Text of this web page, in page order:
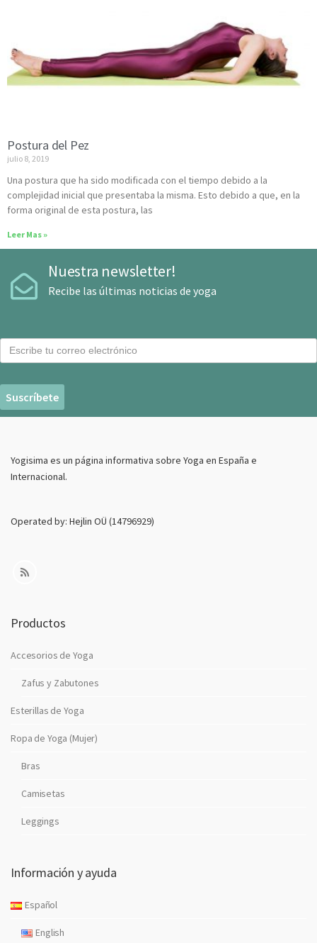
Postura del Pez
julio 8, 2019
Una postura que ha sido modificada con el tiempo debido a la
complejidad inicial que presentaba la misma. Esto debido a que, en la
forma original de esta postura, las
Leer Mas »
Nuestra newsletter!
Recibe las últimas noticias de yoga
o
e
Yogisima es un página informativa sobre Yoga en España e
Internacional.
Operated by: Hejlin OÜ (14796929)
Productos
Accesorios de Yoga
Zafus y Zabutones
Esterillas de Yoga
Ropa de Yoga (Mujer)
Bras
Camisetas
Leggings
Información y ayuda
Español
English